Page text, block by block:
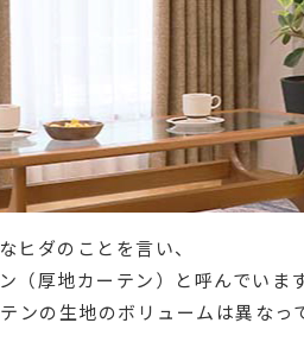
ヒダのことを言い、
厚地カーテン）と呼んでいます
ンの生地のボリュームは異なっ